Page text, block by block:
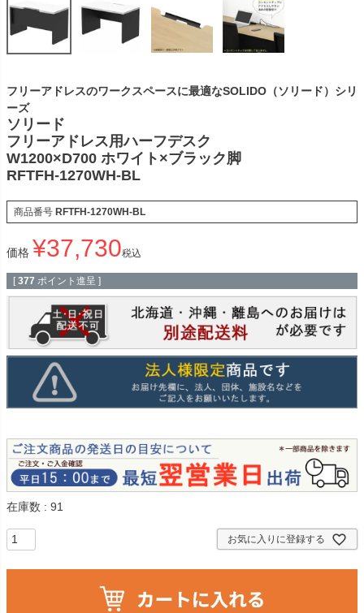
フリーアドレスのワークスペースに最適なSOLIDO（ソリード）シリ
ーズ
ソリード
フリーアドレス用ハーフデスク
W1200×D700 ホワイト×ブラック脚
RFTFH-1270WH-BL
商品番号 RFTFH-1270WH-BL
価格 ¥37,730税込
[ 377 ポイント進呈 ]
在庫数 91
お気に入りに登録する